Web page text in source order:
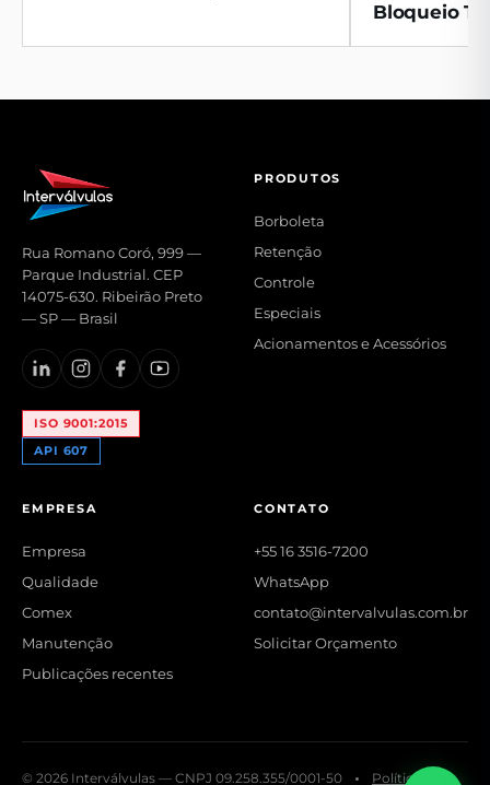
Bloqueio
Rua Romano Coró, 999 —
Parque Industrial. CEP
14075-630. Ribeirão Preto
— SP — Brasil
ISO 9001:2015
API 607
PRODUTOS
Borboleta
Retenção
Controle
Especiais
Acionamentos e Acessórios
EMPRESA
Empresa
Qualidade
Comex
Manutenção
Publicações recentes
CONTATO
+55 16 3516-7200
WhatsApp
contato@intervalvulas.com.br
Solicitar Orçamento
© 2026 Interválvulas — CNPJ 09.258.355/0001-50 Política de